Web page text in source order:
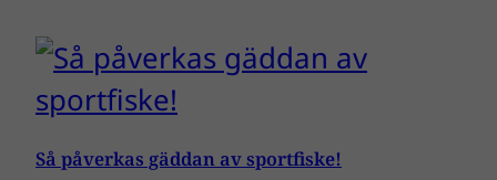
Så påverkas gäddan av sportfiske!